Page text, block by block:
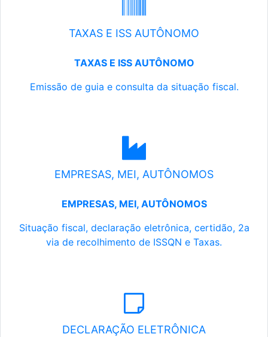
TAXAS E ISS AUTÔNOMO
TAXAS E ISS AUTÔNOMO
Emissão de guia e consulta da situação fiscal.
EMPRESAS, MEI, AUTÔNOMOS
EMPRESAS, MEI, AUTÔNOMOS
Situação fiscal, declaração eletrônica, certidão, 2a
via de recolhimento de ISSQN e Taxas.
DECLARAÇÃO ELETRÔNICA